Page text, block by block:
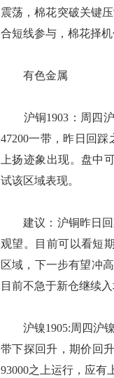
震荡，棉花突破关键
合短线参与，棉花择机
有色金属
沪铜1903：周四沪
47200一带，昨日回
上扬迹象出现。盘中
试该区域表现。
建议：沪铜昨日回
观望。目前可以看短
区域，下一步有望冲
目前不急于新仓继续
沪镍1905:周四沪镍
带下探回升，期价回
93000之上运行，应有